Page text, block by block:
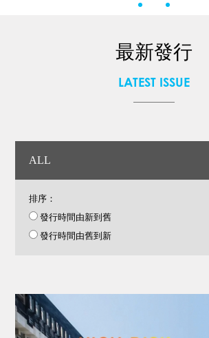
最新發行
LATEST ISSUE
ALL
排序：
發行時間由新到舊
發行時間由舊到新